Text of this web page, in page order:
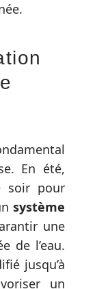
En été,
soir pour
système
une
de l’eau.
jusqu’à
un